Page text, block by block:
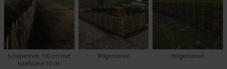
Schapenhek 100 cm met
latafstand 10 cm
Wilgentenen Wilgentenen